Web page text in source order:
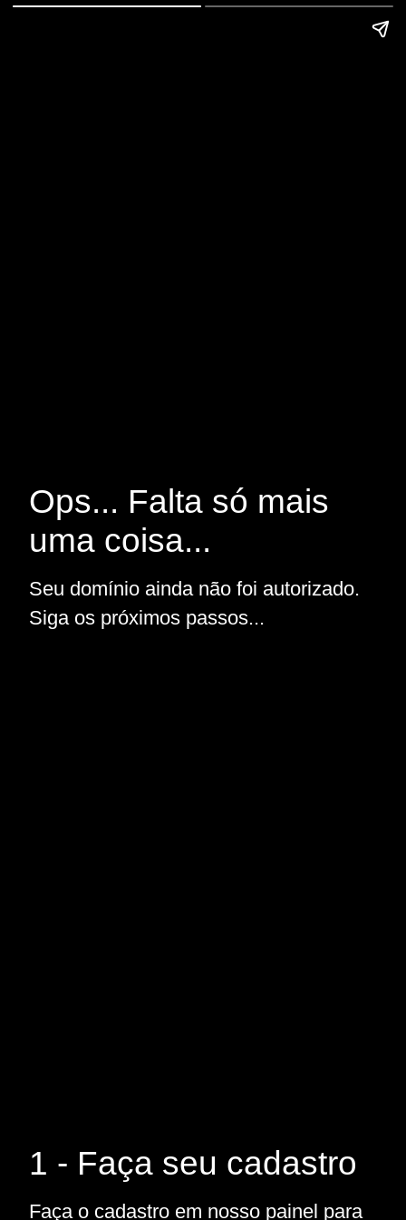
Ops... Falta só mais
uma coisa...
Seu domínio ainda não foi autorizado.
Siga os próximos passos...
1 - Faça seu cadastro
Faça o cadastro em nosso painel para